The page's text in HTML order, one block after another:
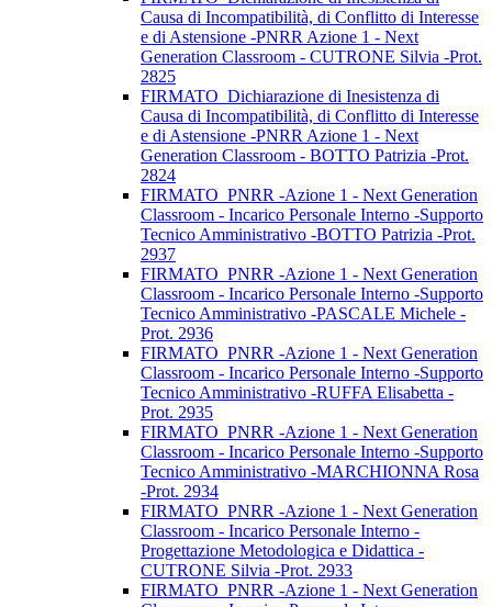
Causa di Incompatibilità, di Conflitto di Interesse
e di Astensione -PNRR Azione 1 - Next
Generation Classroom - CUTRONE Silvia -Prot.
2825
FIRMATO_Dichiarazione di Inesistenza di
Causa di Incompatibilità, di Conflitto di Interesse
e di Astensione -PNRR Azione 1 - Next
Generation Classroom - BOTTO Patrizia -Prot.
2824
FIRMATO_PNRR -Azione 1 - Next Generation
Classroom - Incarico Personale Interno -Supporto
Tecnico Amministrativo -BOTTO Patrizia -Prot.
2937
FIRMATO_PNRR -Azione 1 - Next Generation
Classroom - Incarico Personale Interno -Supporto
Tecnico Amministrativo -PASCALE Michele -
Prot. 2936
FIRMATO_PNRR -Azione 1 - Next Generation
Classroom - Incarico Personale Interno -Supporto
Tecnico Amministrativo -RUFFA Elisabetta -
Prot. 2935
FIRMATO_PNRR -Azione 1 - Next Generation
Classroom - Incarico Personale Interno -Supporto
Tecnico Amministrativo -MARCHIONNA Rosa
-Prot. 2934
FIRMATO_PNRR -Azione 1 - Next Generation
Classroom - Incarico Personale Interno -
Progettazione Metodologica e Didattica -
CUTRONE Silvia -Prot. 2933
FIRMATO_PNRR -Azione 1 - Next Generation